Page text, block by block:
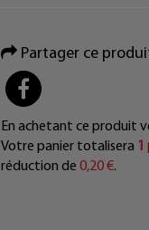
Partager ce
PARTAGER
En achetant ce produit
Votre panier totalisera 1
réduction de 0,20 €.